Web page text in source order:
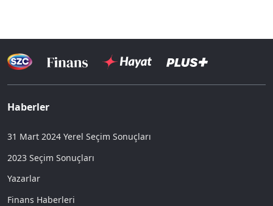
Haberler
31 Mart 2024 Yerel Seçim Sonuçları
2023 Seçim Sonuçları
Yazarlar
Finans Haberleri